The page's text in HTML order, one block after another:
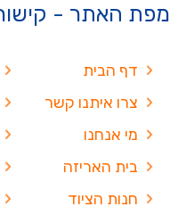
מפת האתר -
דף הבית
צרו איתנו קשר
מי אנחנו
בית האריזה
חנות הציוד